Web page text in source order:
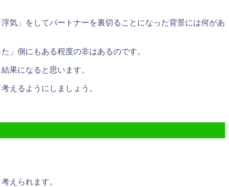
気」をしてパートナーを裏切ることになった背景には何があ
」側にもある程度の非はあるのです。
果になると思います。
えるようにしましょう。
えられます。